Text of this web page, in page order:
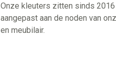
Onze kleuters zitten sinds
aangepast aan de noden van
en meubilair.